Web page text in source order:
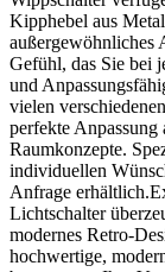
Kipphebel aus
außergewöhnliches
Gefühl, das Sie bei
und
vielen
perfekte
Raumkonzepte.
individuellen
Anfrage
Lichtschalter
modernes Retro-
hochwertige,